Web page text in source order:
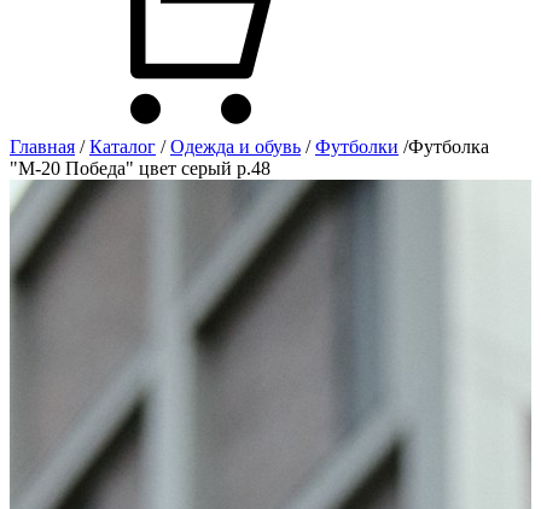
Главная / Каталог / Одежда и обувь / Футболки /Футболка
"М-20 Победа" цвет серый р.48